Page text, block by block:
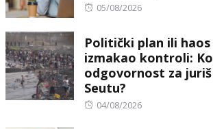
Posted
05/08/2026
Politički plan ili
izmakao kontroli:
odgovornost za
Seutu?
Posted
04/08/2026